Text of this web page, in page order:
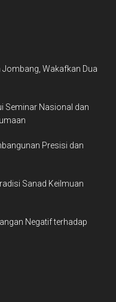
Wakafkan Dua
Seminar Nasional dan
Presisi dan
Sanad Keilmuan
Negatif terhadap